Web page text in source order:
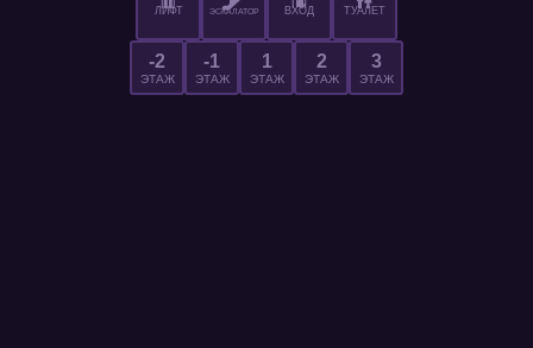
-2
ЭТАЖ
-1
ЭТАЖ
1
ЭТАЖ
2
ЭТАЖ
3
ЭТАЖ
ЛИФТ ЭСКАЛАТОР ВХОД ТУАЛЕТ